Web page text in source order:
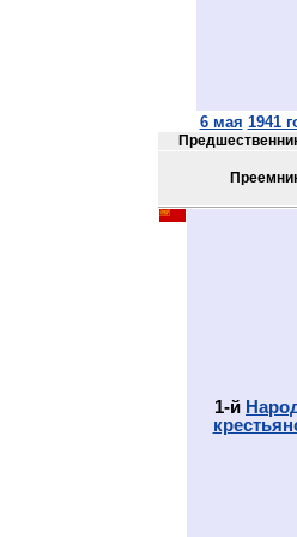
6 мая 1941
1-й